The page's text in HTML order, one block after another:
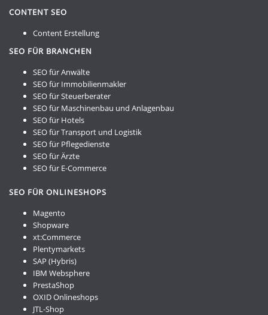
CONTENT SEO
Content Erstellung
SEO FÜR BRANCHEN
SEO für Anwälte
SEO für Immobilienmakler
SEO für Steuerberater
SEO für Maschinenbau und Anlagenbau
SEO für Hotels
SEO für Transport und Logistik
SEO für Pflegedienste
SEO für Ärzte
SEO für E-Commerce
SEO FÜR ONLINESHOPS
Magento
Shopware
xt:Commerce
Plentymarkets
SAP (Hybris)
IBM Websphere
PrestaShop
OXID Onlineshops
JTL-Shop